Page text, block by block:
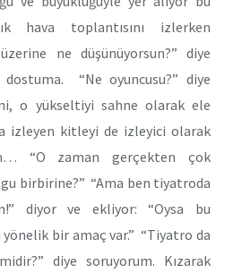
hava toplantısını izlerken
ne düşünüyorsun?” diye
“Ne oyuncusu?” diye
o yükseltiyi sahne olarak ele
izleyen kitleyi de izleyici olarak
“O zaman gerçekten çok
birbirine?” “Ama ben tiyatroda
diyor ve ekliyor: “Oysa bu
bir amaç var.” “Tiyatro da
diye soruyorum. Kızarak